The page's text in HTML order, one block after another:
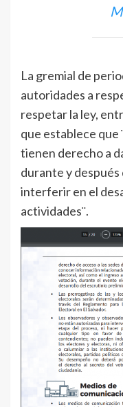
La gremial de
autoridades a
respetar la ley,
que establece que
tienen derecho a
durante y
interferir en el
actividades¨.